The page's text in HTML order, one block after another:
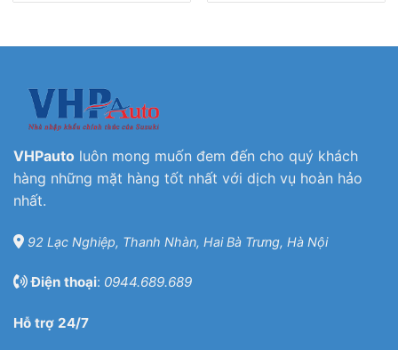
VHPauto luôn mong muốn đem đến cho quý khách
hàng những mặt hàng tốt nhất với dịch vụ hoàn hảo
nhất.
92 Lạc Nghiệp, Thanh Nhàn, Hai Bà Trưng, Hà Nội
Điện thoại: 0944.689.689
Hỗ trợ 24/7